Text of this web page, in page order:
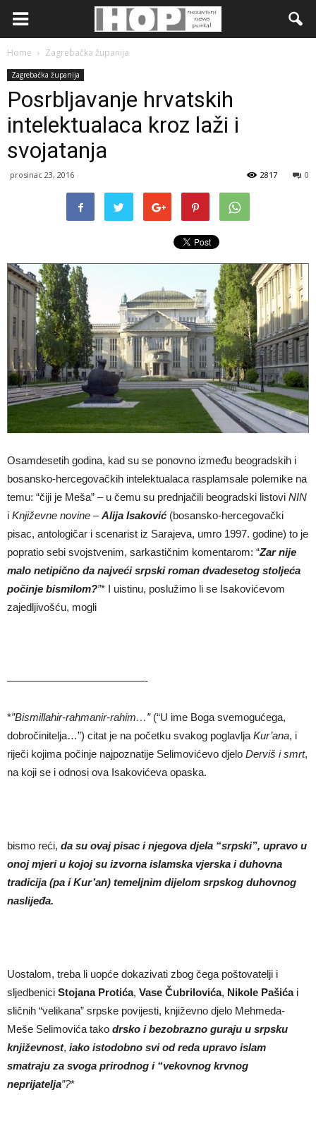
Home Zagrebačka županija
Zagrebačka županija
Posrbljavanje hrvatskih
intelektualaca kroz laži i
svojatanja
prosinac 23, 2016 0
2817
Osamdesetih godina, kad su se ponovno između beogradskih i
bosansko-hercegovačkih intelektualaca rasplamsale polemike na
temu: “čiji je Meša” – u čemu su prednjačili beogradski listovi NIN
i Književne novine –Alija Isaković (bosansko-hercegovački
pisac, antologičar i scenarist iz Sarajeva, umro 1997. godine) to je
popratio sebi svojstvenim, sarkastičnim komentarom: “Zar nije
malo netipično da najveći srpski roman dvadesetog stoljeća
počinje bismilom?”* I uistinu, poslužimo li se Isakovićevom
zajedljivošću, mogli
—————————————-
*”Bismillahir-rahmanir-rahim…” (“U ime Boga svemogućega,
dobročinitelja…”) citat je na početku svakog poglavlja Kur’ana, i
riječi kojima počinje najpoznatije Selimovićevo djelo Derviš i smrt,
na koji se i odnosi ova Isakovićeva opaska.
bismo reći, da su ovaj pisac i njegova djela “srpski”, upravo u
onoj mjeri u kojoj su izvorna islamska vjerska i duhovna
tradicija (pa i Kur’an) temeljnim dijelom srpskog duhovnog
naslijeđa.
Uostalom, treba li uopće dokazivati zbog čega poštovatelji i
sljedbenici Stojana Protića, Vase Čubrilovića, Nikole Pašićai
sličnih “velikana” srpske povijesti, književno djelo Mehmeda-
Meše Selimovića tako drsko i bezobrazno guraju u srpsku
književnost, iako istodobno svi od reda upravo islam
smatraju za svoga prirodnog i “vekovnog krvnog
neprijatelja”?*